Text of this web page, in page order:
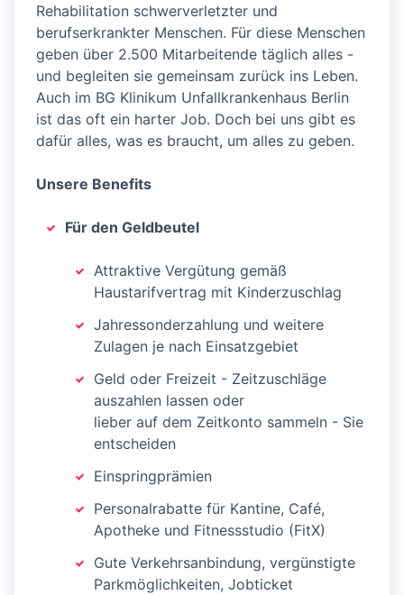
Rehabilitation schwerverletzter und
berufserkrankter Menschen. Für diese Menschen
geben über 2.500 Mitarbeitende täglich alles -
und begleiten sie gemeinsam zurück ins Leben.
Auch im BG Klinikum Unfallkrankenhaus Berlin
ist das oft ein harter Job. Doch bei uns gibt es
dafür alles, was es braucht, um alles zu geben.
Unsere Benefits
Für den Geldbeutel
Attraktive Vergütung gemäß
Haustarifvertrag mit Kinderzuschlag
Jahressonderzahlung und weitere
Zulagen je nach Einsatzgebiet
Geld oder Freizeit - Zeitzuschläge
auszahlen lassen oder
lieber auf dem Zeitkonto sammeln - Sie
entscheiden
Einspringprämien
Personalrabatte für Kantine, Café,
Apotheke und Fitnessstudio (FitX)
Gute Verkehrsanbindung, vergünstigte
Parkmöglichkeiten, Jobticket